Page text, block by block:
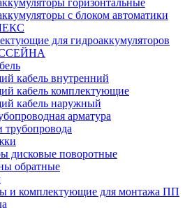
горизонтальные
с блоком автоматики
для гидроаккумуляторов
кабель внутренний
кабель комплектующие
кабель наружный
арматура
трубопровода
дисковые поворотные
обратные
и комплектующие для монтажа ПП